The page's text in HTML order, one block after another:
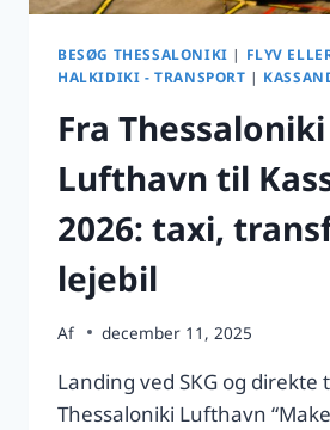
BESØG THESSALONIKI | FLYV
HALKIDIKI - TRANSPORT |
Fra Thessaloniki
Lufthavn til
2026: taxi,
lejebil
Af december 11, 2025
Landing ved SKG og direkte
Thessaloniki Lufthavn